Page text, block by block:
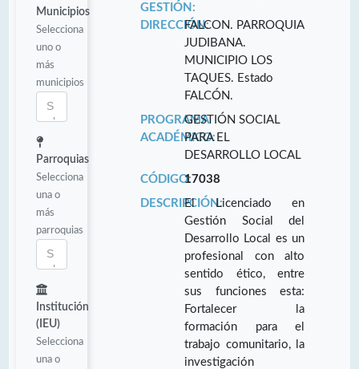
Municipios
Selecciona
uno o
más
municipios
Parroquias
Selecciona
una o
más
parroquias
Institución
(IEU)
Selecciona
una o
GESTIÓN:
DIRECCIÓN:FALCON. PARROQUIA
JUDIBANA.
MUNICIPIO LOS
TAQUES. Estado
FALCÓN.
PROGRAMA
ACADÉMICO:
GESTIÓN SOCIAL
PARA EL
DESARROLLO LOCAL
CÓDIGO:17038
DESCRIPCIÓN:El Licenciado en
Gestión Social del
Desarrollo Local es un
profesional con alto
sentido ético, entre
sus funciones esta:
Fortalecer la
formación para el
trabajo comunitario, la
investigación